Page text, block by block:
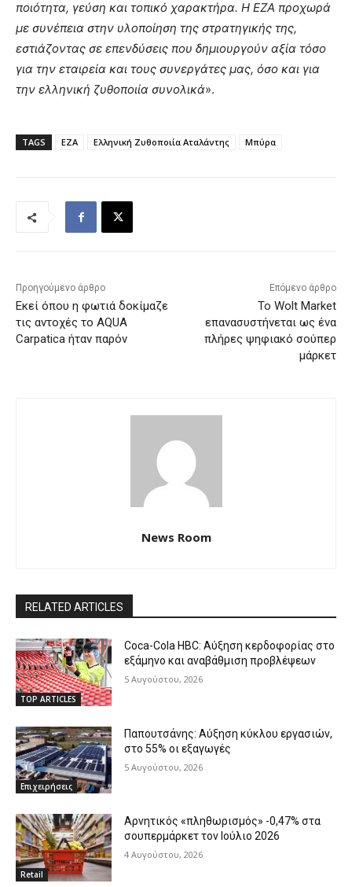
ποιότητα, γεύση και τοπικό χαρακτήρα. Η ΕΖΑ προχωρά
με συνέπεια στην υλοποίηση της στρατηγικής της,
εστιάζοντας σε επενδύσεις που δημιουργούν αξία τόσο
για την εταιρεία και τους συνεργάτες μας, όσο και για
την ελληνική ζυθοποιία συνολικά».
TAGS EZA Ελληνική Ζυθοποιία Αταλάντης Μπύρα
Προηγούμενο άρθρο
Εκεί όπου η φωτιά δοκίμαζε
τις αντοχές το AQUA
Carpatica ήταν παρόν
Επόμενο άρθρο
Το Wolt Market
επανασυστήνεται ως ένα
πλήρες ψηφιακό σούπερ
μάρκετ
News Room
RELATED ARTICLES
TOP ARTICLES
Coca-Cola HBC: Αύξηση κερδοφορίας στο
εξάμηνο και αναβάθμιση προβλέψεων
5 Αυγούστου, 2026
Επιχειρήσεις
Παπουτσάνης: Αύξηση κύκλου εργασιών,
στο 55% οι εξαγωγές
5 Αυγούστου, 2026
Retail
Αρνητικός «πληθωρισμός» -0,47% στα
σουπερμάρκετ τον Ιούλιο 2026
4 Αυγούστου, 2026